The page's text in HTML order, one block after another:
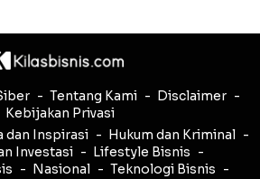
Tentang Kami
Disclaimer
Kebijakan Privasi
dan Inspirasi
Hukum dan Kriminal
Investasi
Lifestyle Bisnis
Nasional
Teknologi Bisnis